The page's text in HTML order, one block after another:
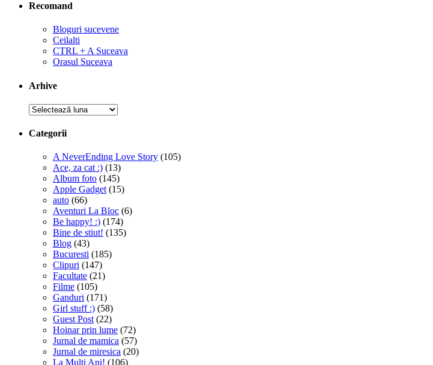
Recomand
Bloguri sucevene
Ceilalti
CTRL + A Suceava
Orasul Suceava
Arhive
Arhive
Categorii
A NeverEnding Love Story (105)
Ace, za cat :) (13)
Album foto (145)
Apple Gadget (15)
auto (66)
Aventuri La Bloc (6)
Be happy! :) (174)
Bine de stiut! (135)
Blog (43)
Bucuresti (185)
Clipuri (147)
Facultate (21)
Filme (105)
Ganduri (171)
Girl stuff :) (58)
Guest Post (22)
Hoinar prin lume (72)
Jurnal de mamica (57)
Jurnal de miresica (20)
La Multi Ani! (106)